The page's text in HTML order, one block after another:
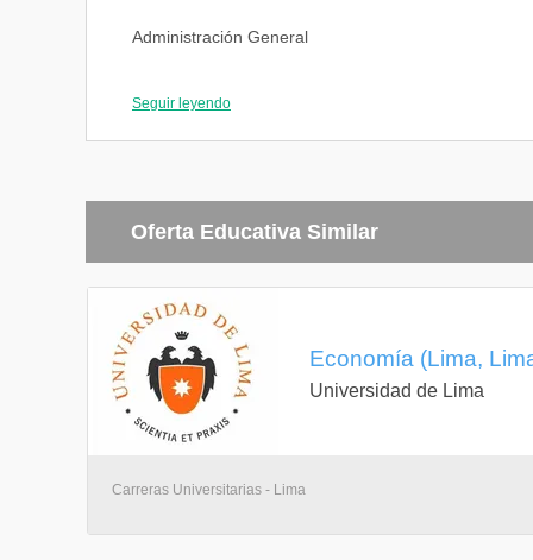
Administración General
Ninguno
2-2-3
Ninguno
Escuelas del pensamiento económico
2-0-2
Ninguno
Actividades culturales y deportivas
1-0-1
Seguir leyendo
Oferta Educativa Similar
Economía (Lima,
Universidad de Lima
Carreras Universitarias - Lima